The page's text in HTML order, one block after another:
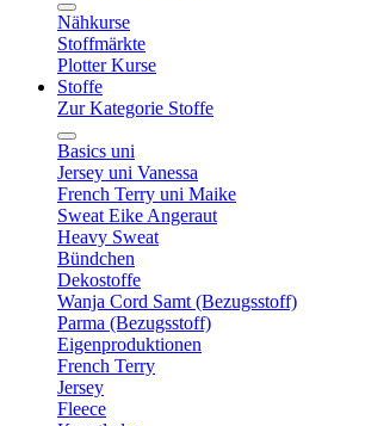
Nähkurse
Stoffmärkte
Plotter Kurse
Stoffe
Zur Kategorie Stoffe
Basics uni
Jersey uni Vanessa
French Terry uni Maike
Sweat Eike Angeraut
Heavy Sweat
Bündchen
Dekostoffe
Wanja Cord Samt (Bezugsstoff)
Parma (Bezugsstoff)
Eigenproduktionen
French Terry
Jersey
Fleece